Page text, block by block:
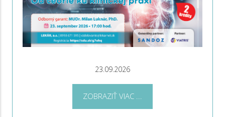
23.09.2026
ZOBRAZIŤ VIAC ...